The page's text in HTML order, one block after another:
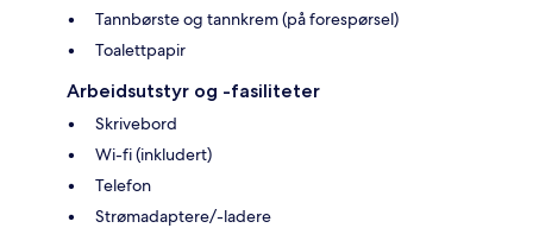
Tannbørste og tannkrem (på forespørsel)
Toalettpapir
Arbeidsutstyr og -fasiliteter
Skrivebord
Wi-fi (inkludert)
Telefon
Strømadaptere/-ladere